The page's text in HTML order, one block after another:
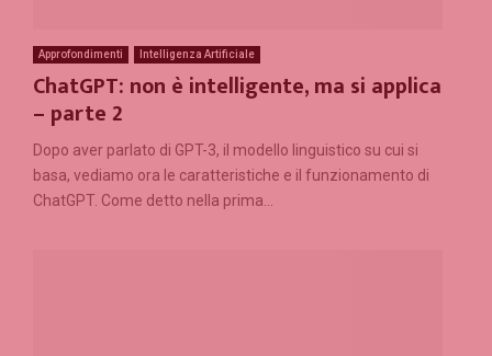
Approfondimenti Intelligenza Artificiale
ChatGPT: non è intelligente, ma si applica
– parte 2
Dopo aver parlato di GPT-3, il modello linguistico su cui si
basa, vediamo ora le caratteristiche e il funzionamento di
ChatGPT. Come detto nella prima...